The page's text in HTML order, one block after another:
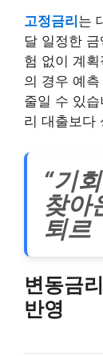
고정금리 는
달 일정한
험 없이 계
의 경우 예
줄일 수 있
리 대출보다
“기
찾아
퇴르
변동금
반영